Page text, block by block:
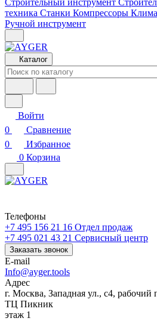
Строительный инструмент
техника Станки Компрессоры
Ручной инструмент
Каталог
Войти
0
Сравнение
0
Избранное
0 Корзина
Телефоны
+7 495 156 21 16 Отдел продаж
+7 495 021 43 21 Cервисный центр
Заказать звонок
E-mail
Info@ayger.tools
Адрес
г. Москва, Западная ул., с4, рабочий
ТЦ Пикник
этаж 1